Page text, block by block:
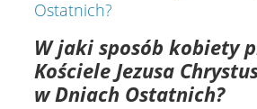
W jaki sposób kobiety
Kościele Jezusa
w Dniach Ostatnich?